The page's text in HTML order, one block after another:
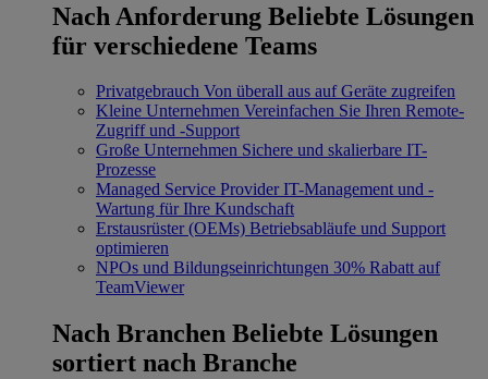
Nach Anforderung Beliebte Lösungen
für verschiedene Teams
Privatgebrauch Von überall aus auf Geräte zugreifen
Kleine Unternehmen Vereinfachen Sie Ihren Remote-
Zugriff und -Support
Große Unternehmen Sichere und skalierbare IT-
Prozesse
Managed Service Provider IT-Management und -
Wartung für Ihre Kundschaft
Erstausrüster (OEMs) Betriebsabläufe und Support
optimieren
NPOs und Bildungseinrichtungen 30% Rabatt auf
TeamViewer
Nach Branchen Beliebte Lösungen
sortiert nach Branche